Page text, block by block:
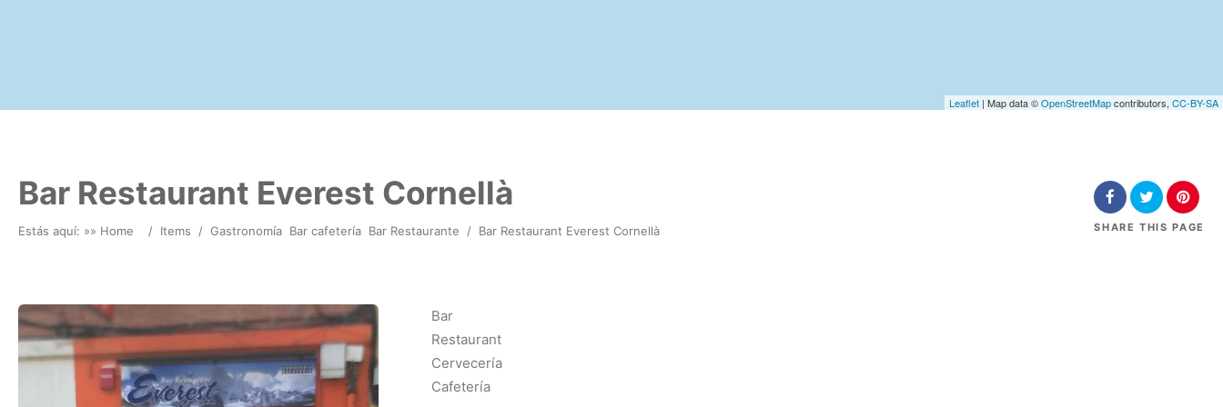
Leaflet | Map data ©OpenStreetMapcontributors, CC-BY-SA
Bar Restaurant Everest Cornellà
Estás aquí: »» Home / Items / Gastronomía Bar cafetería Bar Restaurante / Bar Restaurant Everest Cornellà SHARE THIS PAGE
Bar
Restaurant
Cervecería
Cafetería